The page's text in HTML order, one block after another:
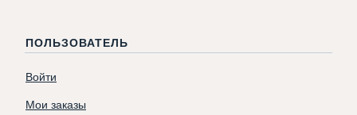
ПОЛЬЗОВАТЕЛЬ
Войти
Мои заказы